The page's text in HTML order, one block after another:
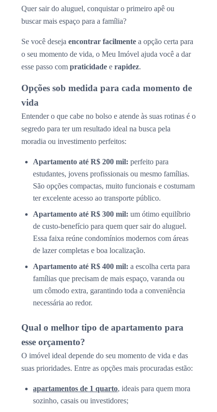
Quer sair do aluguel, conquistar o primeiro apê ou
buscar mais espaço para a família?
Se você deseja encontrar facilmente a opção certa para
o seu momento de vida, o Meu Imóvel ajuda você a dar
esse passo com praticidade e rapidez.
Opções sob medida para cada momento de
vida
Entender o que cabe no bolso e atende às suas rotinas é o
segredo para ter um resultado ideal na busca pela
moradia ou investimento perfeitos:
Apartamento até R$ 200 mil: perfeito para
estudantes, jovens profissionais ou mesmo famílias.
São opções compactas, muito funcionais e costumam
ter excelente acesso ao transporte público.
Apartamento até R$ 300 mil: um ótimo equilíbrio
de custo-benefício para quem quer sair do aluguel.
Essa faixa reúne condomínios modernos com áreas
de lazer completas e boa localização.
Apartamento até R$ 400 mil: a escolha certa para
famílias que precisam de mais espaço, varanda ou
um cômodo extra, garantindo toda a conveniência
necessária ao redor.
Qual o melhor tipo de apartamento para
esse orçamento?
O imóvel ideal depende do seu momento de vida e das
suas prioridades. Entre as opções mais procuradas estão:
apartamentos de 1 quarto, ideais para quem mora
sozinho, casais ou investidores;